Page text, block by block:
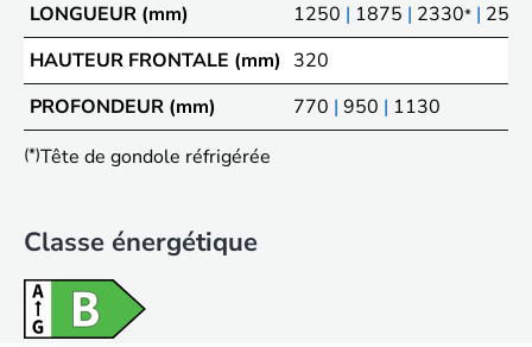
LONGUEUR (mm)
1250 | 1875 | 2330* | 2500
HAUTEUR FRONTALE (mm) 320
PROFONDEUR (mm)
770 | 950 | 1130
(*)Tête de gondole réfrigérée
Classe énergétique